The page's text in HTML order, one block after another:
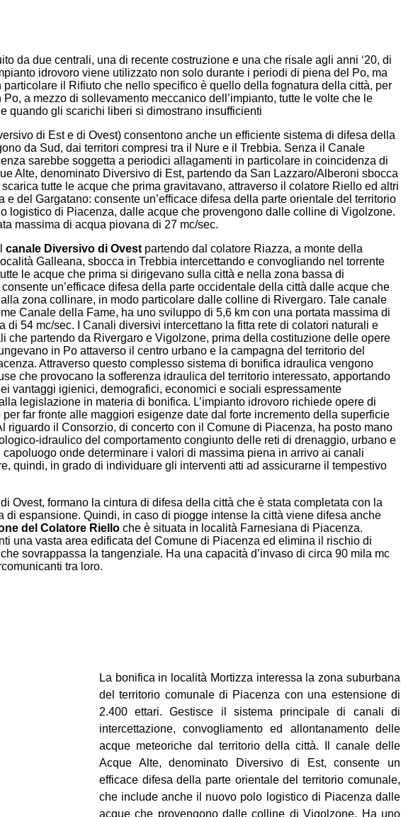
da due centrali, una di recente costruzione e una che risale agli anni ‘20, di
idrovoro viene utilizzato non solo durante i periodi di piena del Po, ma
il Rifiuto che nello specifico è quello della fognatura della città, per
a mezzo di sollevamento meccanico dell’impianto, tutte le volte che le
quando gli scarichi liberi si dimostrano insufficienti
di Est e di Ovest) consentono anche un efficiente sistema di difesa della
da Sud, dai territori compresi tra il Nure e il Trebbia. Senza il Canale
sarebbe soggetta a periodici allagamenti in particolare in coincidenza di
Alte, denominato Diversivo di Est, partendo da San Lazzaro/Alberoni sbocca
tutte le acque che prima gravitavano, attraverso il colatore Riello ed altri
del Gargatano: consente un’efficace difesa della parte orientale del territorio
logistico di Piacenza, dalle acque che provengono dalle colline di Vigolzone.
massima di acqua piovana di 27 mc/sec.
canale Diversivo di Ovest partendo dal colatore Riazza, a monte della
località Galleana, sbocca in Trebbia intercettando e convogliando nel torrente
le acque che prima si dirigevano sulla città e nella zona bassa di
consente un’efficace difesa della parte occidentale della città dalle acque che
zona collinare, in modo particolare dalle colline di Rivergaro. Tale canale
Canale della Fame, ha uno sviluppo di 5,6 km con una portata massima di
di 54 mc/sec. I Canali diversivi intercettano la fitta rete di colatori naturali e
che partendo da Rivergaro e Vigolzone, prima della costituzione delle opere
in Po attaverso il centro urbano e la campagna del territorio del
Attraverso questo complesso sistema di bonifica idraulica vengono
che provocano la sofferenza idraulica del territorio interessato, apportando
vantaggi igienici, demografici, economici e sociali espressamente
legislazione in materia di bonifica. L’impianto idrovoro richiede opere di
far fronte alle maggiori esigenze date dal forte incremento della superficie
riguardo il Consorzio, di concerto con il Comune di Piacenza, ha posto mano
idraulico del comportamento congiunto delle reti di drenaggio, urbano e
onde determinare i valori di massima piena in arrivo ai canali
quindi, in grado di individuare gli interventi atti ad assicurarne il tempestivo
Ovest, formano la cintura di difesa della città che è stata completata con la
di espansione. Quindi, in caso di piogge intense la città viene difesa anche
del Colatore Riello che è situata in località Farnesiana di Piacenza.
una vasta area edificata del Comune di Piacenza ed elimina il rischio di
sovrappassa la tangenziale. Ha una capacità d’invaso di circa 90 mila mc
tra loro.
La bonifica in località Mortizza interessa la zona suburbana
del territorio comunale di Piacenza con una estensione di
2.400 ettari. Gestisce il sistema principale di canali di
intercettazione, convogliamento ed allontanamento delle
acque meteoriche dal territorio della città. Il canale delle
Acque Alte, denominato Diversivo di Est, consente un
efficace difesa della parte orientale del territorio comunale,
che include anche il nuovo polo logistico di Piacenza dalle
acque che provengono dalle colline di Vigolzone. Ha uno